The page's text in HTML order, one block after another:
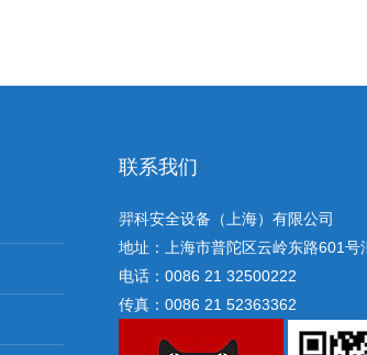
联系我们
羿科安全设备（上海）有限公司
地址：上海市普陀区云岭东路601号
电话：0086 21 32500222
传真：0086 21 52363362